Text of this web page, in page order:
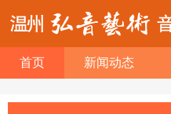
首页 新闻动态